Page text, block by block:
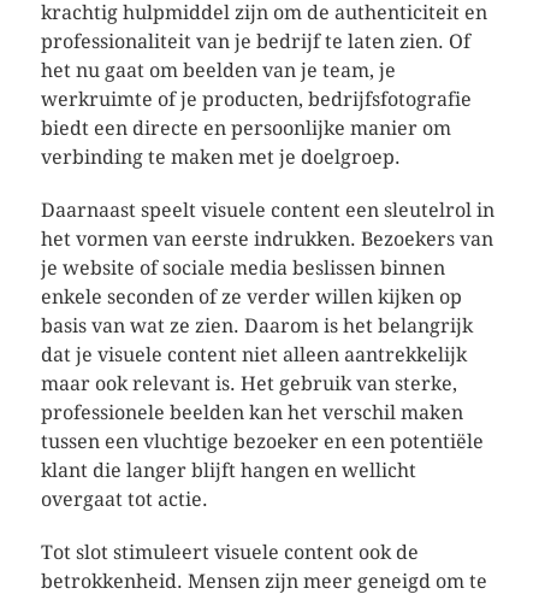
krachtig hulpmiddel zijn om de authenticiteit en
professionaliteit van je bedrijf te laten zien. Of
het nu gaat om beelden van je team, je
werkruimte of je producten, bedrijfsfotografie
biedt een directe en persoonlijke manier om
verbinding te maken met je doelgroep.
Daarnaast speelt visuele content een sleutelrol in
het vormen van eerste indrukken. Bezoekers van
je website of sociale media beslissen binnen
enkele seconden of ze verder willen kijken op
basis van wat ze zien. Daarom is het belangrijk
dat je visuele content niet alleen aantrekkelijk
maar ook relevant is. Het gebruik van sterke,
professionele beelden kan het verschil maken
tussen een vluchtige bezoeker en een potentiële
klant die langer blijft hangen en wellicht
overgaat tot actie.
Tot slot stimuleert visuele content ook de
betrokkenheid. Mensen zijn meer geneigd om te